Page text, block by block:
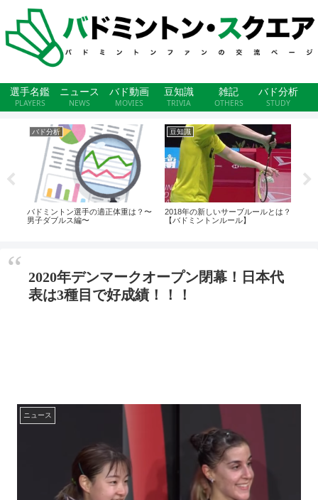
選手名鑑
PLAYERS
ニュース
NEWS
バド動画
MOVIES
豆知識
TRIVIA
雑記
OTHERS
バド分析
STUDY
バド分析
バドミントン選手の適正体重は？〜
男子ダブルス編〜
豆知識
2018年の新しいサーブルールとは？
【バドミントンルール】
2020年デンマークオープン閉幕！日本代
表は3種目で好成績！！！
ニュース